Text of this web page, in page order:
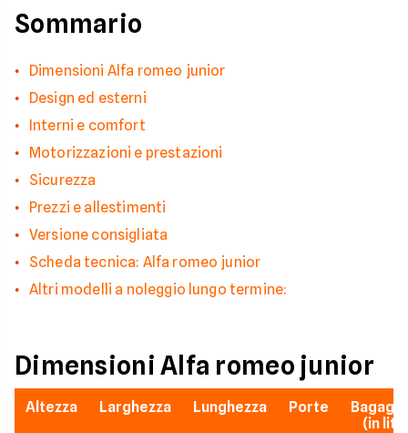
Sommario
Dimensioni Alfa romeo junior
Design ed esterni
Interni e comfort
Motorizzazioni e prestazioni
Sicurezza
Prezzi e allestimenti
Versione consigliata
Scheda tecnica: Alfa romeo junior
Altri modelli a noleggio lungo termine:
Dimensioni Alfa romeo junior
Altezza Larghezza Lunghezza Porte
(in